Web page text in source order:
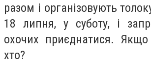
разом і організовують
18 липня, у суботу, і
охочих приєднатися.
хто?